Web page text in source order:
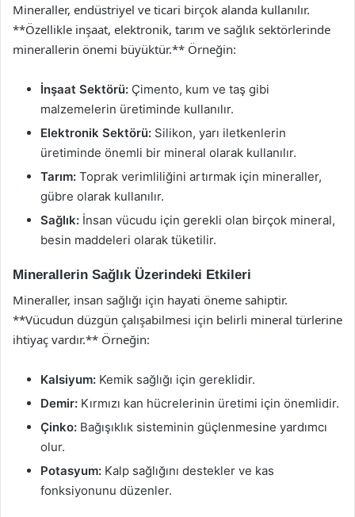
Mineraller, endüstriyel ve ticari birçok alanda kullanılır.
**Özellikle inşaat, elektronik, tarım ve sağlık sektörlerinde
minerallerin önemi büyüktür.** Örneğin:
İnşaat Sektörü: Çimento, kum ve taş gibi
malzemelerin üretiminde kullanılır.
Elektronik Sektörü: Silikon, yarı iletkenlerin
üretiminde önemli bir mineral olarak kullanılır.
Tarım: Toprak verimliliğini artırmak için mineraller,
gübre olarak kullanılır.
Sağlık: İnsan vücudu için gerekli olan birçok mineral,
besin maddeleri olarak tüketilir.
Minerallerin Sağlık Üzerindeki Etkileri
Mineraller, insan sağlığı için hayati öneme sahiptir.
**Vücudun düzgün çalışabilmesi için belirli mineral türlerine
ihtiyaç vardır.** Örneğin:
Kalsiyum: Kemik sağlığı için gereklidir.
Demir: Kırmızı kan hücrelerinin üretimi için önemlidir.
Çinko: Bağışıklık sisteminin güçlenmesine yardımcı
olur.
Potasyum: Kalp sağlığını destekler ve kas
fonksiyonunu düzenler.